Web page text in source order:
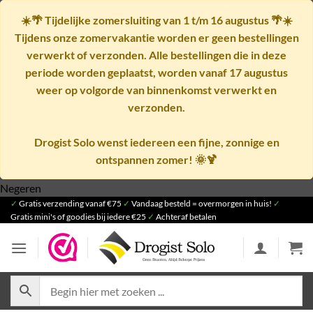
☀️🌴Tijdelijke zomersluiting van 1 t/m 16 augustus🌴☀️
Tijdens onze zomervakantie worden er geen bestellingen
verwerkt of verzonden. Alle bestellingen die in deze
periode worden geplaatst, worden vanaf 17 augustus
weer op volgorde van binnenkomst verwerkt en
verzonden.
Drogist Solo wenst iedereen een fijne, zonnige en
ontspannen zomer! 🌞🍹
Negeren
naar
inhoud
✓ Gratis verzending vanaf €75 ✓ Vandaag besteld = overmorgen in huis! ✓
Gratis mini's of goodies bij iedere €25 ✓ Achteraf betalen